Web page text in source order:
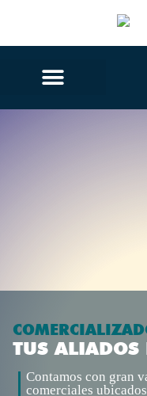
TUS
Contamos con gran
comerciales